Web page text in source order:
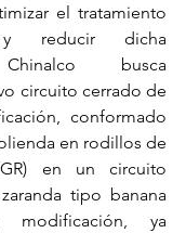
el tratamiento
dicha
busca
circuito cerrado de
conformado
en rodillos de
en un circuito
tipo banana
ya